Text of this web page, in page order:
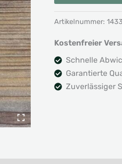
Klare
Aussage
-
Menge
Artikelnummer:
Kostenfreier
Schnelle
Garantierte
Zuverlässiger